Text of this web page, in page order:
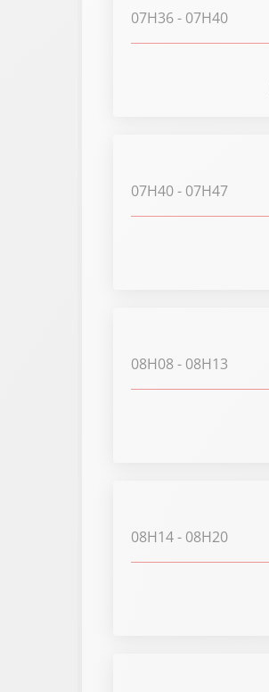
07H36- 07H40
07H40- 07H47
08H08- 08H13
08H14- 08H20